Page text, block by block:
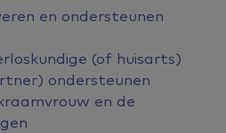
en ondersteunen
(of huisarts)
ondersteunen
en de